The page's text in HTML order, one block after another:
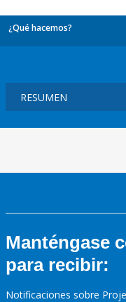
¿Qué hacemos?
Manténgase
para recibir:
Notificaciones sobre